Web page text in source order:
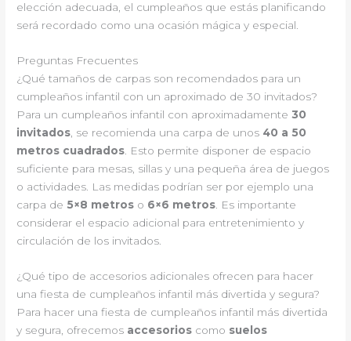
elección adecuada, el cumpleaños que estás planificando
será recordado como una ocasión mágica y especial.
Preguntas Frecuentes
¿Qué tamaños de carpas son recomendados para un
cumpleaños infantil con un aproximado de 30 invitados?
Para un cumpleaños infantil con aproximadamente30
invitados , se recomienda una carpa de unos 40 a 50
metros cuadrados . Esto permite disponer de espacio
suficiente para mesas, sillas y una pequeña área de juegos
o actividades. Las medidas podrían ser por ejemplo una
carpa de 5×8 metros o 6×6 metros . Es importante
considerar el espacio adicional para entretenimiento y
circulación de los invitados.
¿Qué tipo de accesorios adicionales ofrecen para hacer
una fiesta de cumpleaños infantil más divertida y segura?
Para hacer una fiesta de cumpleaños infantil más divertida
y segura, ofrecemos accesorios como suelos